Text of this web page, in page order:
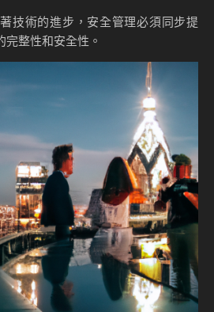
攻擊或提示注入漏洞，更是為了確
和穩定。
的必要性
再次出現，OpenAI 需要採取一系列
性。以下是一些建議：
：確保只有授權用戶才能訪問 API，
的身份驗證。
及時發現和阻止異常的請求模式，
API 進行定期的安全審計，及時發